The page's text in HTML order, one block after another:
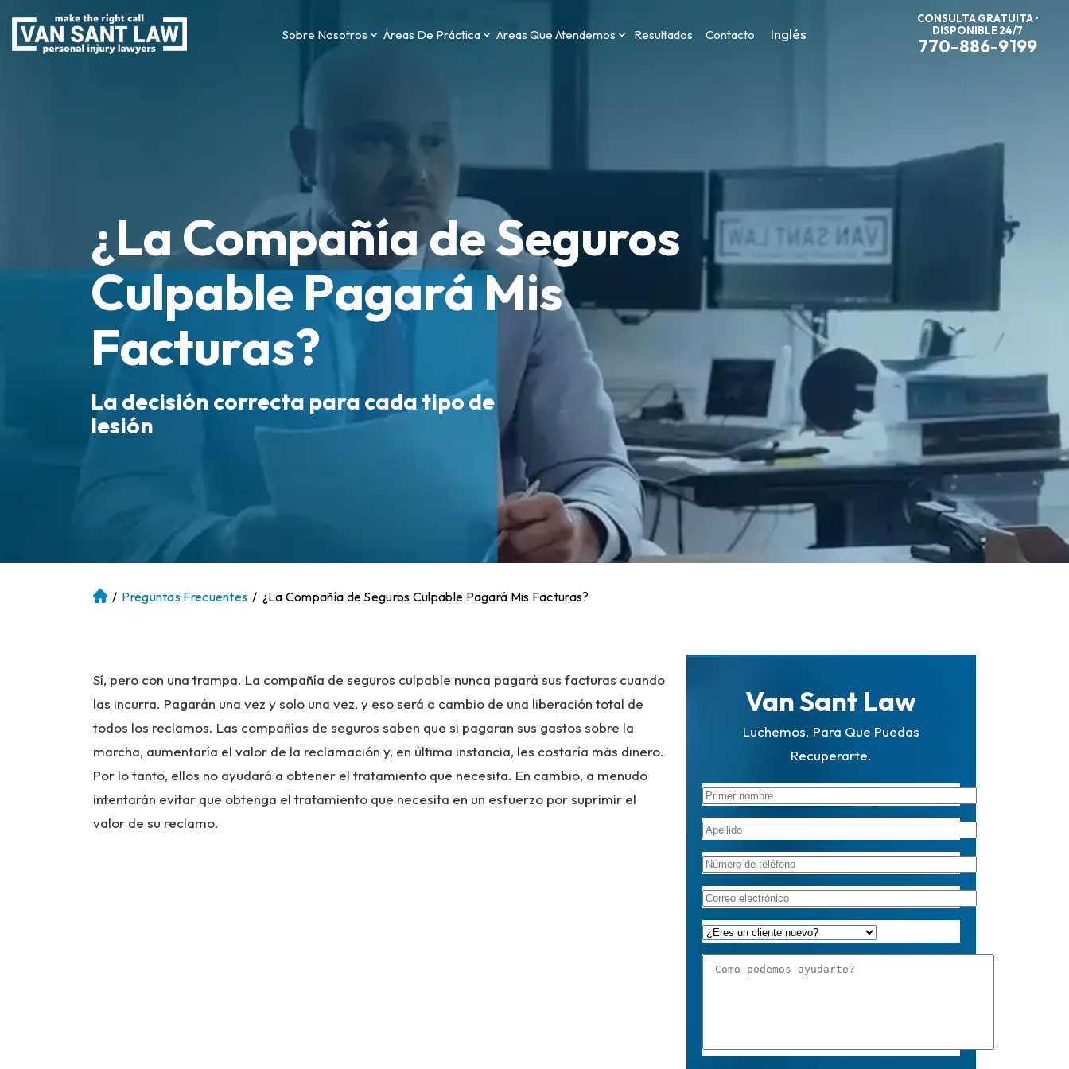
Sobre Nosotros Áreas De Práctica Areas Que Atendemos Resultados Contacto Inglés
CONSULTA GRATUITA •
DISPONIBLE 24/7
770-886-9199
¿La Compañía de Seguros
Culpable Pagará Mis
Facturas?
La decisión correcta para cada tipo de
lesión
Ini / Preguntas Frecuentes / ¿La Compañía de Seguros Culpable Pagará Mis Facturas?
Sí, pero con una trampa. La compañía de seguros culpable nunca pagará sus facturas cuando
las incurra. Pagarán una vez y solo una vez, y eso será a cambio de una liberación total de
todos los reclamos. Las compañías de seguros saben que si pagaran sus gastos sobre la
marcha, aumentaría el valor de la reclamación y, en última instancia, les costaría más dinero.
Por lo tanto, ellos no ayudará a obtener el tratamiento que necesita. En cambio, a menudo
intentarán evitar que obtenga el tratamiento que necesita en un esfuerzo por suprimir el
valor de su reclamo.
Van Sant Law
Luchemos. Para Que Puedas
Recuperarte.